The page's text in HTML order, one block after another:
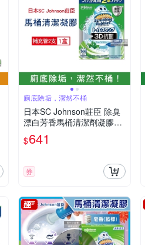
廁底除垢，潔然不桶
日本SC Johnson莊臣 除臭
漂白芳香馬桶清潔劑凝膠補
充管38gx2支/盒(本品不含推
桿)(馬桶清潔,潔廁凝膠,芳香
$641
券